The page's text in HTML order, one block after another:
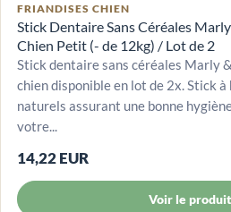
FRIANDISES CHIEN
Stick Dentaire Sans Céréales
Chien Petit (- de 12kg) / Lot de 2
Stick dentaire sans céréales Marly
chien disponible en lot de 2x. Stick
naturels assurant une bonne
votre...
14,22 EUR
Voir le produit